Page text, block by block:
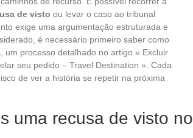
de visto ou levar o caso ao tribunal
exige uma argumentação estruturada e
é necessário primeiro saber como
um processo detalhado no artigo « Excluir
seu pedido – Travel Destination ». Cada
de ver a história se repetir na próxima
uma recusa de visto no